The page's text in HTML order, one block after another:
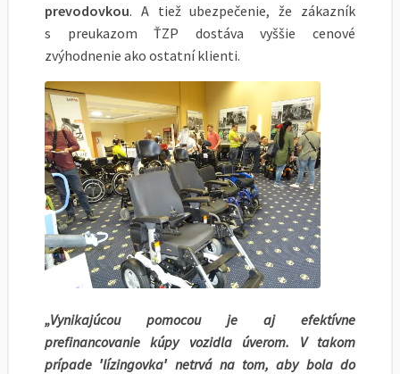
prevodovkou. A tiež ubezpečenie, že zákazník
s preukazom ŤZP dostáva vyššie cenové
zvýhodnenie ako ostatní klienti.
„Vynikajúcou pomocou je aj efektívne
prefinancovanie kúpy vozidla úverom. V takom
prípade ꞌlízingovkaꞌ netrvá na tom, aby bola do